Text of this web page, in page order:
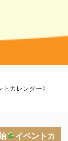
トカレンダー》
イベントカ